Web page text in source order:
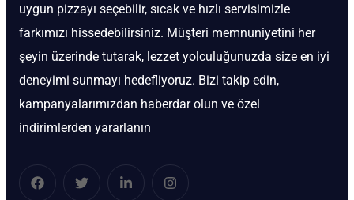
uygun pizzayı seçebilir, sıcak ve hızlı servisimizle
farkımızı hissedebilirsiniz. Müşteri memnuniyetini her
şeyin üzerinde tutarak, lezzet yolculuğunuzda size en iyi
deneyimi sunmayı hedefliyoruz. Bizi takip edin,
kampanyalarımızdan haberdar olun ve özel
indirimlerden yararlanın